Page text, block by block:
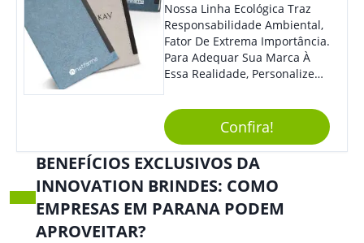
Nossa Linha Ecológica Traz
Responsabilidade Ambiental,
Fator De Extrema Importância.
Para Adequar Sua Marca À
Essa Realidade, Personalize
Anotações Com Post-It E
Caneta. Elaborado A Partir De
Material Reciclado, O Brinde
Também É Prático, Tornando-
Se Assim Excelente Para Uso
Cotidiano. Perfeito, Não É?!
Confira!
BENEFÍCIOS EXCLUSIVOS DA
INNOVATION BRINDES: COMO
EMPRESAS EM PARANA PODEM
APROVEITAR?